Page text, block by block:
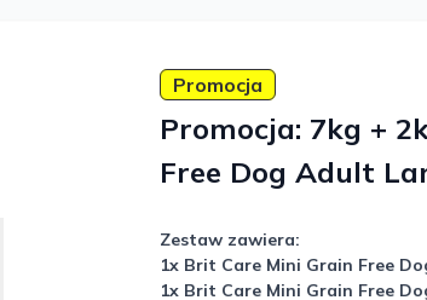
Promocja
Promocja: 7kg +
Free Dog Adult
Zestaw zawiera:
1x Brit Care Mini Grain Free
1x Brit Care Mini Grain Free